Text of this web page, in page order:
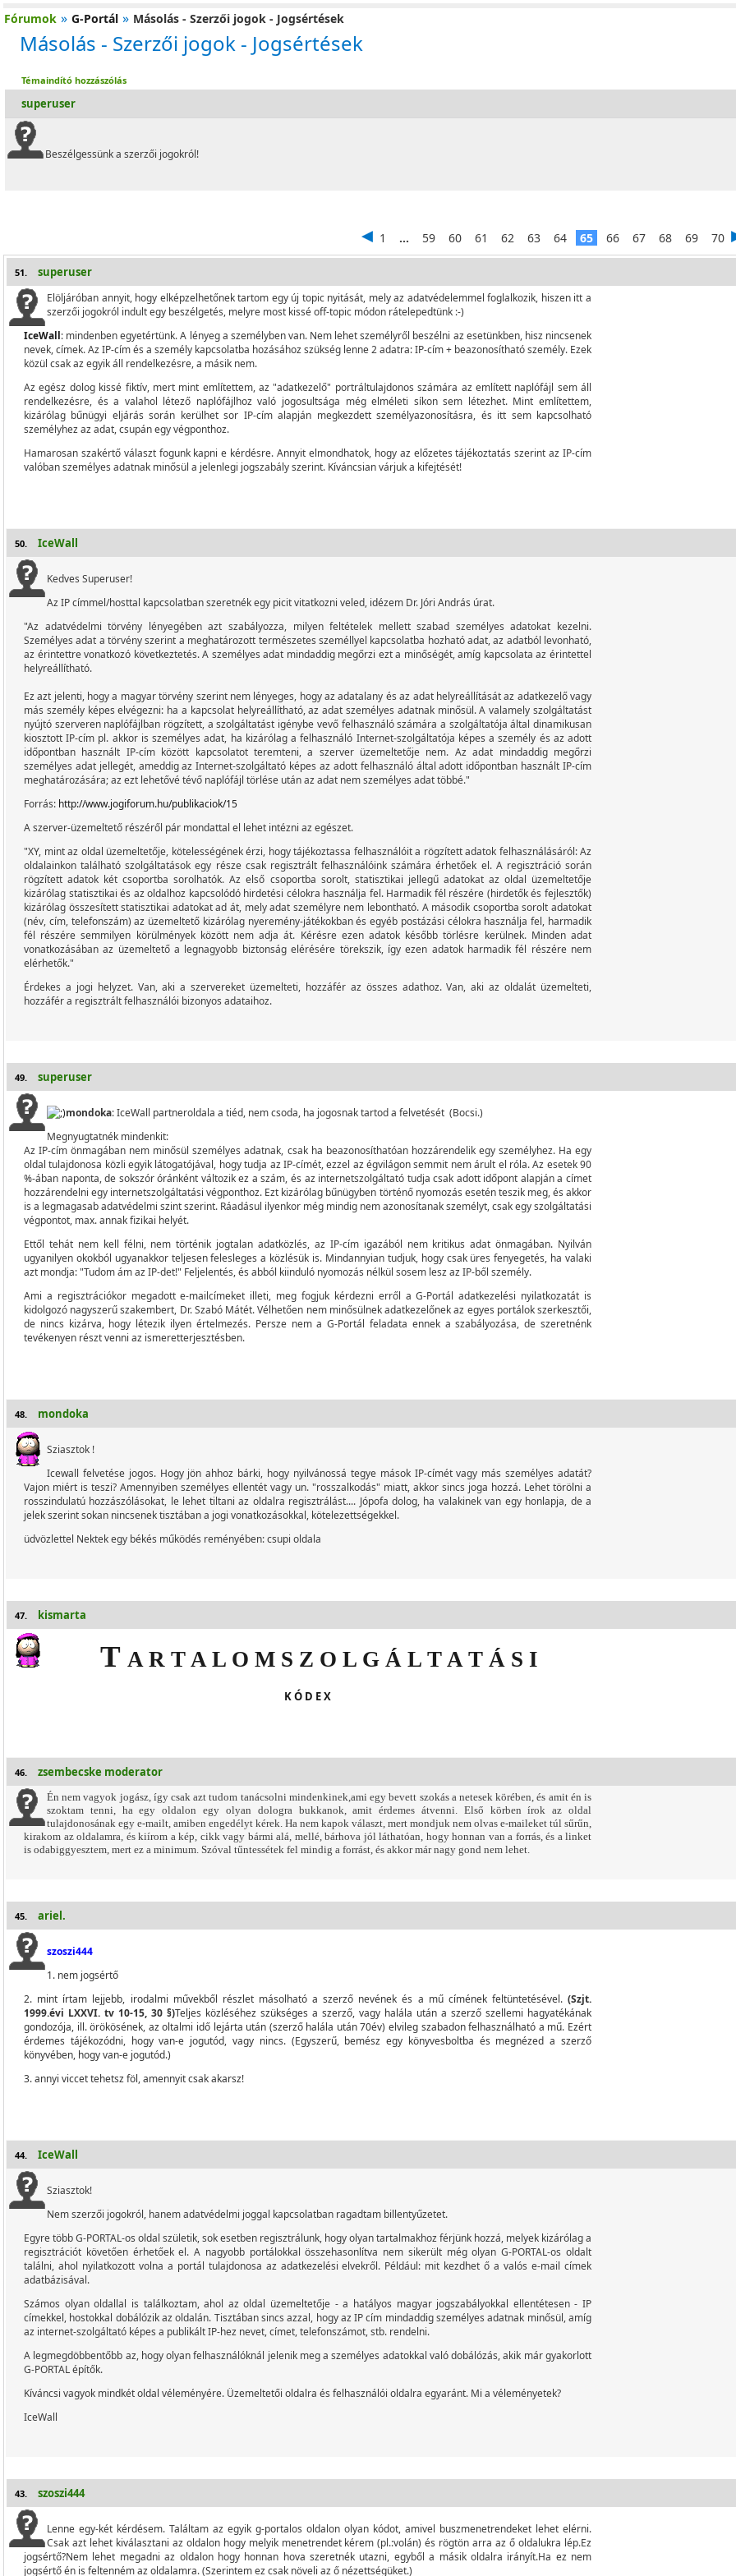
Fórumok » G-Portál » Másolás - Szerzői jogok - Jogsértések
Másolás - Szerzői jogok - Jogsértések
Témaindító hozzászólás
superuser
Beszélgessünk a szerzői jogokról!
1 ... 59 60 61 62 63 64 65 66 67 68 69 70
51. superuser
Elöljáróban annyit, hogy elképzelhetőnek tartom egy új topic nyitását, mely az adatvédelemmel foglalkozik, hiszen itt a
szerzői jogokról indult egy beszélgetés, melyre most kissé off-topic módon rátelepedtünk :-)
IceWall: mindenben egyetértünk. A lényeg a személyben van. Nem lehet személyről beszélni az esetünkben, hisz nincsenek
nevek, címek. Az IP-cím és a személy kapcsolatba hozásához szükség lenne 2 adatra: IP-cím + beazonosítható személy. Ezek
közül csak az egyik áll rendelkezésre, a másik nem.
Az egész dolog kissé fiktív, mert mint említettem, az "adatkezelő" portráltulajdonos számára az említett naplófájl sem áll
rendelkezésre, és a valahol létező naplófájlhoz való jogosultsága még elméleti síkon sem létezhet. Mint említettem,
kizárólag bűnügyi eljárás során kerülhet sor IP-cím alapján megkezdett személyazonosításra, és itt sem kapcsolható
személyhez az adat, csupán egy végponthoz.
Hamarosan szakértő választ fogunk kapni e kérdésre. Annyit elmondhatok, hogy az előzetes tájékoztatás szerint az IP-cím
valóban személyes adatnak minősül a jelenlegi jogszabály szerint. Kíváncsian várjuk a kifejtését!
50. IceWall
Kedves Superuser!
Az IP címmel/hosttal kapcsolatban szeretnék egy picit vitatkozni veled, idézem Dr. Jóri András úrat.
"Az adatvédelmi törvény lényegében azt szabályozza, milyen feltételek mellett szabad személyes adatokat kezelni.
Személyes adat a törvény szerint a meghatározott természetes személlyel kapcsolatba hozható adat, az adatból levonható,
az érintettre vonatkozó következtetés. A személyes adat mindaddig megőrzi ezt a minőségét, amíg kapcsolata az érintettel
helyreállítható.
Ez azt jelenti, hogy a magyar törvény szerint nem lényeges, hogy az adatalany és az adat helyreállítását az adatkezelő vagy
más személy képes elvégezni: ha a kapcsolat helyreállítható, az adat személyes adatnak minősül. A valamely szolgáltatást
nyújtó szerveren naplófájlban rögzített, a szolgáltatást igénybe vevő felhasználó számára a szolgáltatója által dinamikusan
kiosztott IP-cím pl. akkor is személyes adat, ha kizárólag a felhasználó Internet-szolgáltatója képes a személy és az adott
időpontban használt IP-cím között kapcsolatot teremteni, a szerver üzemeltetője nem. Az adat mindaddig megőrzi
személyes adat jellegét, ameddig az Internet-szolgáltató képes az adott felhasználó által adott időpontban használt IP-cím
meghatározására; az ezt lehetővé tévő naplófájl törlése után az adat nem személyes adat többé."
Forrás: http://www.jogiforum.hu/publikaciok/15
A szerver-üzemeltető részéről pár mondattal el lehet intézni az egészet.
"XY, mint az oldal üzemeltetője, kötelességének érzi, hogy tájékoztassa felhasználóit a rögzített adatok felhasználásáról: Az
oldalainkon található szolgáltatások egy része csak regisztrált felhasználóink számára érhetőek el. A regisztráció során
rögzített adatok két csoportba sorolhatók. Az első csoportba sorolt, statisztikai jellegű adatokat az oldal üzemeltetője
kizárólag statisztikai és az oldalhoz kapcsolódó hirdetési célokra használja fel. Harmadik fél részére (hirdetők és fejlesztők)
kizárólag összesített statisztikai adatokat ad át, mely adat személyre nem lebontható. A második csoportba sorolt adatokat
(név, cím, telefonszám) az üzemeltető kizárólag nyeremény-játékokban és egyéb postázási célokra használja fel, harmadik
fél részére semmilyen körülmények között nem adja át. Kérésre ezen adatok később törlésre kerülnek. Minden adat
vonatkozásában az üzemeltető a legnagyobb biztonság elérésére törekszik, így ezen adatok harmadik fél részére nem
elérhetők."
Érdekes a jogi helyzet. Van, aki a szervereket üzemelteti, hozzáfér az összes adathoz. Van, aki az oldalát üzemelteti,
hozzáfér a regisztrált felhasználói bizonyos adataihoz.
49. superuser
mondoka: IceWall partneroldala a tiéd, nem csoda, ha jogosnak tartod a felvetését (Bocsi.)
Megnyugtatnék mindenkit:
Az IP-cím önmagában nem minősül személyes adatnak, csak ha beazonosíthatóan hozzárendelik egy személyhez. Ha egy
oldal tulajdonosa közli egyik látogatójával, hogy tudja az IP-címét, ezzel az égvilágon semmit nem árult el róla. Az esetek 90
%-ában naponta, de sokszór óránként változik ez a szám, és az internetszolgáltató tudja csak adott időpont alapján a címet
hozzárendelni egy internetszolgáltatási végponthoz. Ezt kizárólag bűnügyben történő nyomozás esetén teszik meg, és akkor
is a legmagasab adatvédelmi szint szerint. Ráadásul ilyenkor még mindig nem azonosítanak személyt, csak egy szolgáltatási
végpontot, max. annak fizikai helyét.
Ettől tehát nem kell félni, nem történik jogtalan adatközlés, az IP-cím igazából nem kritikus adat önmagában. Nyilván
ugyanilyen okokból ugyanakkor teljesen felesleges a közlésük is. Mindannyian tudjuk, hogy csak üres fenyegetés, ha valaki
azt mondja: "Tudom ám az IP-det!" Feljelentés, és abból kiinduló nyomozás nélkül sosem lesz az IP-ből személy.
Ami a regisztrációkor megadott e-mailcímeket illeti, meg fogjuk kérdezni erről a G-Portál adatkezelési nyilatkozatát is
kidolgozó nagyszerű szakembert, Dr. Szabó Mátét. Vélhetően nem minősülnek adatkezelőnek az egyes portálok szerkesztői,
de nincs kizárva, hogy létezik ilyen értelmezés. Persze nem a G-Portál feladata ennek a szabályozása, de szeretnénk
tevékenyen részt venni az ismeretterjesztésben.
48. mondoka
Sziasztok !
Icewall felvetése jogos. Hogy jön ahhoz bárki, hogy nyilvánossá tegye mások IP-címét vagy más személyes adatát?
Vajon miért is teszi? Amennyiben személyes ellentét vagy un. "rosszalkodás" miatt, akkor sincs joga hozzá. Lehet törölni a
rosszindulatú hozzászólásokat, le lehet tiltani az oldalra regisztrálást.... Jópofa dolog, ha valakinek van egy honlapja, de a
jelek szerint sokan nincsenek tisztában a jogi vonatkozásokkal, kötelezettségekkel.
üdvözlettel Nektek egy békés működés reményében: csupi oldala
47. kismarta
T A R T A L O M S Z O L G Á L T A T Á S I
K Ó D E X
46. zsembecske moderator
Én nem vagyok jogász, így csak azt tudom tanácsolni mindenkinek,ami egy bevett szokás a netesek körében, és amit én is
szoktam tenni, ha egy oldalon egy olyan dologra bukkanok, amit érdemes átvenni. Első körben írok az oldal
tulajdonosának egy e-mailt, amiben engedélyt kérek. Ha nem kapok választ, mert mondjuk nem olvas e-maileket túl sűrűn,
kirakom az oldalamra, és kiírom a kép, cikk vagy bármi alá, mellé, bárhova jól láthatóan, hogy honnan van a forrás, és a linket
is odabiggyesztem, mert ez a minimum. Szóval tűntessétek fel mindig a forrást, és akkor már nagy gond nem lehet.
45. ariel.
szoszi444
1. nem jogsértő
2. mint írtam lejjebb, irodalmi művekből részlet másolható a szerző nevének és a mű címének feltüntetésével. (Szjt.
1999.évi LXXVI. tv 10-15, 30 §)Teljes közléséhez szükséges a szerző, vagy halála után a szerző szellemi hagyatékának
gondozója, ill. örökösének, az oltalmi idő lejárta után (szerző halála után 70év) elvileg szabadon felhasználható a mű. Ezért
érdemes tájékozódni, hogy van-e jogutód, vagy nincs. (Egyszerű, bemész egy könyvesboltba és megnézed a szerző
könyvében, hogy van-e jogutód.)
3. annyi viccet tehetsz föl, amennyit csak akarsz!
44. IceWall
Sziasztok!
Nem szerzői jogokról, hanem adatvédelmi joggal kapcsolatban ragadtam billentyűzetet.
Egyre több G-PORTAL-os oldal születik, sok esetben regisztrálunk, hogy olyan tartalmakhoz férjünk hozzá, melyek kizárólag a
regisztrációt követően érhetőek el. A nagyobb portálokkal összehasonlítva nem sikerült még olyan G-PORTAL-os oldalt
találni, ahol nyilatkozott volna a portál tulajdonosa az adatkezelési elvekről. Például: mit kezdhet ő a valós e-mail címek
adatbázisával.
Számos olyan oldallal is találkoztam, ahol az oldal üzemeltetője - a hatályos magyar jogszabályokkal ellentétesen - IP
címekkel, hostokkal dobálózik az oldalán. Tisztában sincs azzal, hogy az IP cím mindaddig személyes adatnak minősül, amíg
az internet-szolgáltató képes a publikált IP-hez nevet, címet, telefonszámot, stb. rendelni.
A legmegdöbbentőbb az, hogy olyan felhasználóknál jelenik meg a személyes adatokkal való dobálózás, akik már gyakorlott
G-PORTAL építők.
Kíváncsi vagyok mindkét oldal véleményére. Üzemeltetői oldalra és felhasználói oldalra egyaránt. Mi a véleményetek?
IceWall
43. szoszi444
Lenne egy-két kérdésem. Találtam az egyik g-portalos oldalon olyan kódot, amivel buszmenetrendeket lehet elérni.
Csak azt lehet kiválasztani az oldalon hogy melyik menetrendet kérem (pl.:volán) és rögtön arra az ő oldalukra lép.Ez
jogsértő?Nem lehet megadni az oldalon hogy honnan hova szeretnék utazni, egyből a másik oldalra irányít.Ha ez nem
jogsértő én is feltenném az oldalamra. (Szerintem ez csak növeli az ő nézettségüket.)